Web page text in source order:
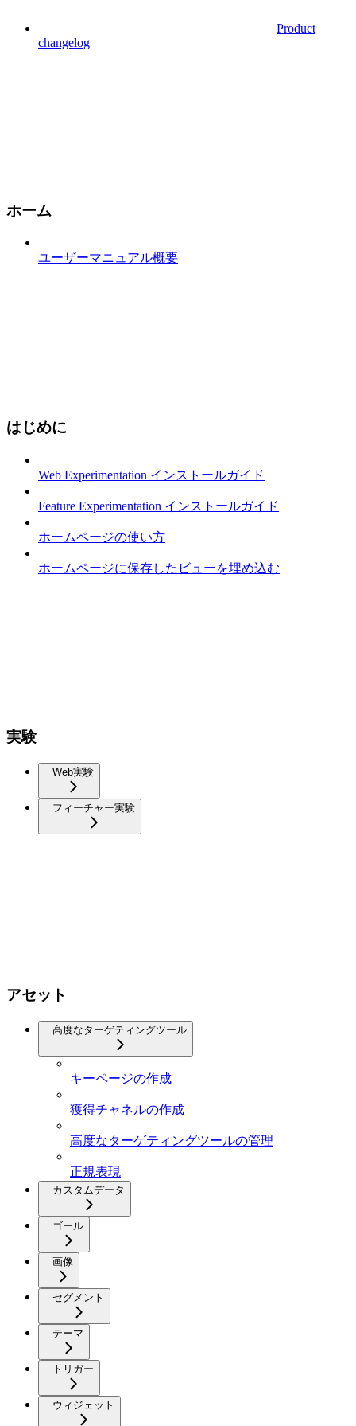
Product
changelog
ホーム
ユーザーマニュアル概要
はじめに
Web Experimentation インストールガイド
Feature Experimentation インストールガイド
ホームページの使い方
ホームページに保存したビューを埋め込む
実験
Web実験
フィーチャー実験
アセット
高度なターゲティングツール
キーページの作成
獲得チャネルの作成
高度なターゲティングツールの管理
正規表現
カスタムデータ
ゴール
画像
セグメント
テーマ
トリガー
ウィジェット